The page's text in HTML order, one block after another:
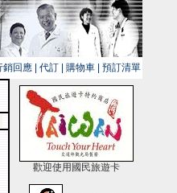
銷回應 代訂 購物車 預訂清單
歡迎使用國民旅遊卡